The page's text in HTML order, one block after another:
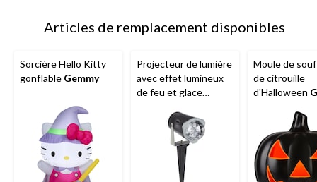
Articles de remplacement disponibles
Sorcière Hello Kitty
gonflable Gemmy
Projecteur de lumière
avec effet lumineux
de feu et glace
1/2 po, décoration
intérieure/extérieure
pour l'Halloween
Moule de
de citrouille
d'Halloween